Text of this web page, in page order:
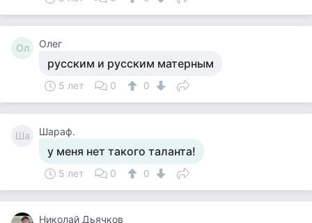
Ол Олег
русским и русским матерным
5 лет 0 0
Ша Шараф.
у меня нет такого таланта!
5 лет 0 0
Николай Дьячков